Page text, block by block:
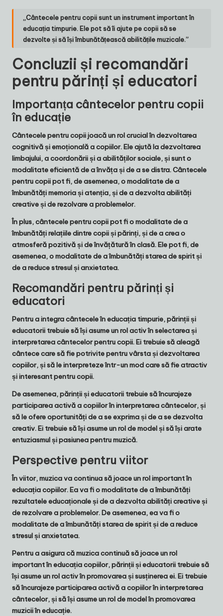
„Cântecele pentru copii sunt un instrument important în
educația timpurie. Ele pot să îi ajute pe copii să se
dezvolte și să își îmbunătățească abilitățile muzicale.”
Concluzii și recomandări
pentru părinți și educatori
Importanța cântecelor pentru copii
în educație
Cântecele pentru copii joacă un rol crucial în dezvoltarea
cognitivă și emoțională a copiilor. Ele ajută la dezvoltarea
limbajului, a coordonării și a abilităților sociale, și sunt o
modalitate eficientă de a învăța și de a se distra. Cântecele
pentru copii pot fi, de asemenea, o modalitate de a
îmbunătăți memoria și atenția, și de a dezvolta abilități
creative și de rezolvare a problemelor.
În plus, cântecele pentru copii pot fi o modalitate de a
îmbunătăți relațiile dintre copii și părinți, și de a crea o
atmosferă pozitivă și de învățătură în clasă. Ele pot fi, de
asemenea, o modalitate de a îmbunătăți starea de spirit și
de a reduce stresul și anxietatea.
Recomandări pentru părinți și
educatori
Pentru a integra cântecele în educația timpurie, părinții și
educatorii trebuie să își asume un rol activ în selectarea și
interpretarea cântecelor pentru copii. Ei trebuie să aleagă
cântece care să fie potrivite pentru vârsta și dezvoltarea
copiilor, și să le interpreteze într-un mod care să fie atractiv
și interesant pentru copii.
De asemenea, părinții și educatorii trebuie să încurajeze
participarea activă a copiilor în interpretarea cântecelor, și
să le ofere oportunități de a se exprima și de a se dezvolta
creativ. Ei trebuie să își asume un rol de model și să își arate
entuziasmul și pasiunea pentru muzică.
Perspective pentru viitor
În viitor, muzica va continua să joace un rol important în
educația copiilor. Ea va fi o modalitate de a îmbunătăți
rezultatele educaționale și de a dezvolta abilități creative și
de rezolvare a problemelor. De asemenea, ea va fi o
modalitate de a îmbunătăți starea de spirit și de a reduce
stresul și anxietatea.
Pentru a asigura că muzica continuă să joace un rol
important în educația copiilor, părinții și educatorii trebuie să
își asume un rol activ în promovarea și susținerea ei. Ei trebuie
să încurajeze participarea activă a copiilor în interpretarea
cântecelor, și să își asume un rol de model în promovarea
muzicii în educație.